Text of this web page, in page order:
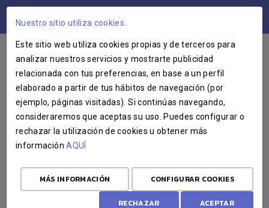
COMUNICADO
REPULSA POR LOS ACTOS
VANDÁLICOS A LOS
ORNAMENTOS DECORATIVOS
DE LA PROCESIÓN DEL
PATRÓN SAN JOSÉ
Nuestro sitio utiliza cookies.
Este sitio web utiliza cookies propias y de terceros para
analizar nuestros servicios y mostrarte publicidad
relacionada con tus preferencias, en base a un perfil
elaborado a partir de tus hábitos de navegación (por
ejemplo, páginas visitadas). Si continúas navegando,
consideraremos que aceptas su uso. Puedes configurar o
rechazar la utilización de cookies u obtener más
informaciónAQUÍ
MÁS INFORMACIÓN CONFIGURAR COOKIES
RECHAZAR ACEPTAR